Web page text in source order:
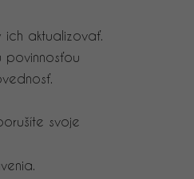
aktualizovať.
povinnosťou
svoje